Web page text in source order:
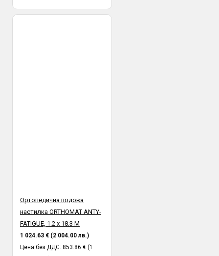
Ортопедична подова
настилка ORTHOMAT ANTY-
FATIGUE, 1.2 х 18.3 М
1 024.63 € (2 004.00 лв.)
Цена без ДДС: 853.86 € (1